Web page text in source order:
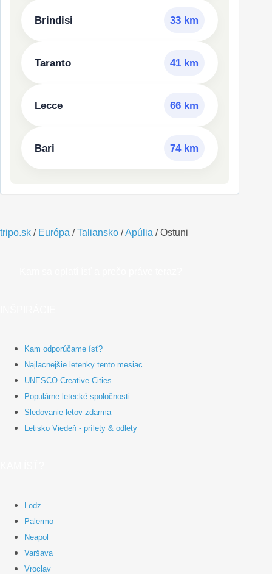
Brindisi 33 km
Taranto 41 km
Lecce 66 km
Bari 74 km
tripo.sk / Európa /Taliansko /Apúlia /Ostuni
Kam odporúčame ísť?
Najlacnejšie letenky tento mesiac
UNESCO Creative Cities
Populárne letecké spoločnosti
Sledovanie letov zdarma
Letisko Viedeň - prílety & odlety
Lodz
Palermo
Neapol
Varšava
Vroclav